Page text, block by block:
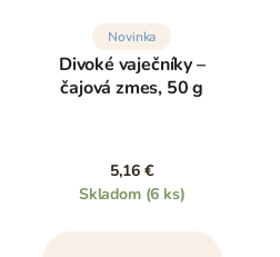
Novinka
Divoké vaječníky –
čajová zmes, 50 g
5,16 €
Skladom (6 ks)